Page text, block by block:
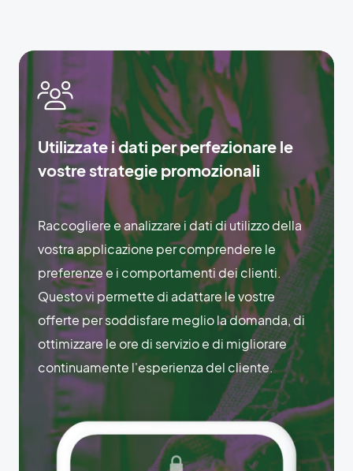
Utilizzate i dati per perfezionare le
vostre strategie promozionali
Raccogliere e analizzare i dati di utilizzo della
vostra applicazione per comprendere le
preferenze e i comportamenti dei clienti.
Questo vi permette di adattare le vostre
offerte per soddisfare meglio la domanda, di
ottimizzare le ore di servizio e di migliorare
continuamente l'esperienza del cliente.